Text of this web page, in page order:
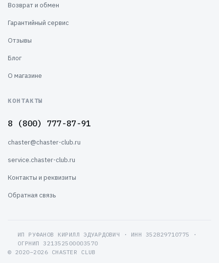
Возврат и обмен
Гарантийный сервис
Отзывы
Блог
О магазине
КОНТАКТЫ
8 (800) 777-87-91
chaster@chaster-club.ru
service.chaster-club.ru
Контакты и реквизиты
Обратная связь
ИП РУФАНОВ КИРИЛЛ ЭДУАРДОВИЧ · ИНН 352829710775 ·
ОГРНИП 321352500003570
© 2020–2026 CHASTER CLUB